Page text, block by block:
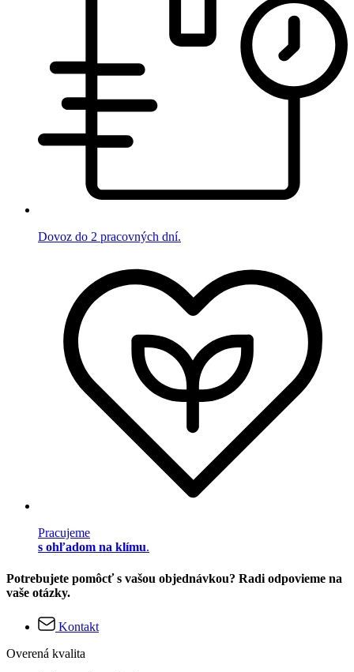
Dovoz do 2 pracovných dní.
Pracujeme
s ohľadom na klímu.
Potrebujete pomôcť s vašou objednávkou? Radi odpovieme na
vaše otázky.
Kontakt
Overená kvalita